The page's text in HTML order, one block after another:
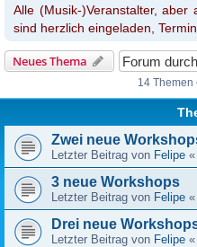
Alle (Musik-)Veranstalter, aber
sind herzlich eingeladen,
Neues Thema
14 Themen
Zwei neue
Letzter Beitrag von Felipe «
3 neue Workshops
Letzter Beitrag von Felipe «
Drei neue
Letzter Beitrag von Felipe «